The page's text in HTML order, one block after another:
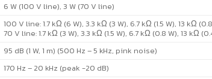
6 W (100 V line), 3 W (70 V line)
100 V line: 1.7 kΩ (6 W), 3.3 kΩ (3 W), 6.7 kΩ (1.5 W), 13 kΩ
70 V line: 1.7 kΩ (3 W), 3.3 kΩ (1.5 W), 6.7 kΩ (0.8 W), 13 kΩ
95 dB (1 W, 1 m) (500 Hz – 5 kHz, pink noise)
170 Hz – 20 kHz (peak -20 dB)